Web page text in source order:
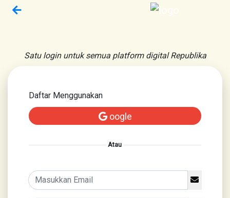
Satu login untuk semua platform digital Republika
Daftar Menggunakan
oogle
Atau